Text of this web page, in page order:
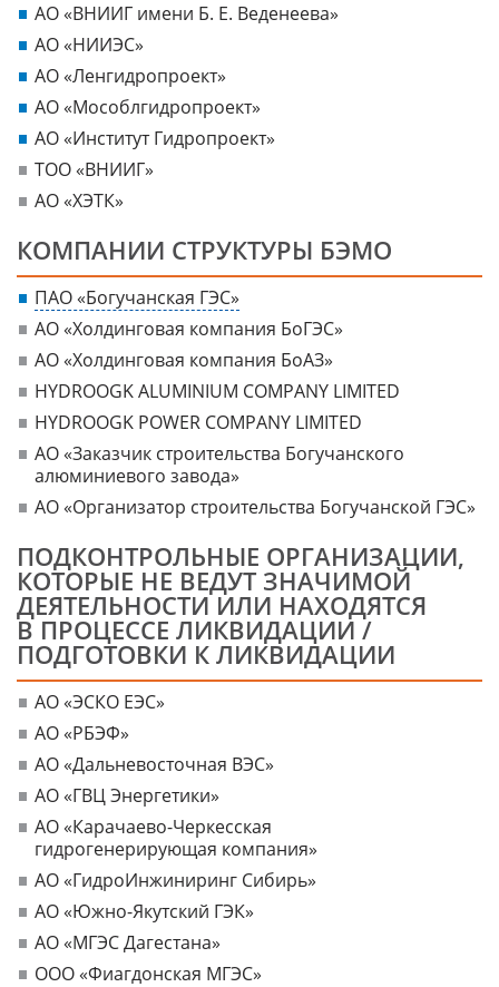
АО «ВНИИГ имени Б. Е. Веденеева»
АО «НИИЭС»
АО «Ленгидропроект»
АО «Мособлгидропроект»
АО «Институт Гидропроект»
ТОО «ВНИИГ»
АО «ХЭТК»
КОМПАНИИ СТРУКТУРЫ БЭМО
ПАО «Богучанская ГЭС»
АО «Холдинговая компания БоГЭС»
АО «Холдинговая компания БоАЗ»
HYDROOGK ALUMINIUM COMPANY LIMITED
HYDROOGK POWER COMPANY LIMITED
АО «Заказчик строительства Богучанского
алюминиевого завода»
АО «Организатор строительства Богучанской ГЭС»
ПОДКОНТРОЛЬНЫЕ ОРГАНИЗАЦИИ,
КОТОРЫЕ НЕ ВЕДУТ ЗНАЧИМОЙ
ДЕЯТЕЛЬНОСТИ ИЛИ НАХОДЯТСЯ
В ПРОЦЕССЕ ЛИКВИДАЦИИ /
ПОДГОТОВКИ К ЛИКВИДАЦИИ
АО «ЭСКО ЕЭС»
АО «РБЭФ»
АО «Дальневосточная ВЭС»
АО «ГВЦ Энергетики»
АО «Карачаево-Черкесская
гидрогенерирующая компания»
АО «ГидроИнжиниринг Сибирь»
АО «Южно-Якутский ГЭК»
АО «МГЭС Дагестана»
ООО «Фиагдонская МГЭС»